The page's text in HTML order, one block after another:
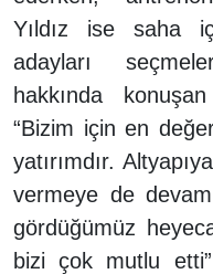
Yıldız ise saha
adayları
hakkında
“Bizim için en
yatırımdır.
vermeye de
gördüğümüz
bizi çok mutlu